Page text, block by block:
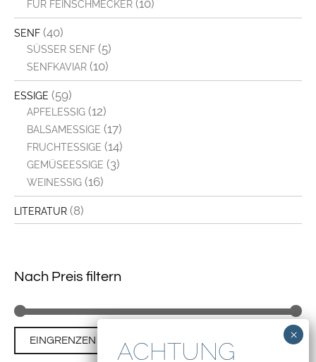
FÜR FEINSCHMECKER (10)
SENF (40)
SÜSSER SENF (5)
SENFKAVIAR (10)
ESSIGE (59)
APFELESSIG (12)
BALSAMESSIGE (17)
FRUCHTESSIGE (14)
GEMÜSEESSIGE (3)
WEINESSIG (16)
LITERATUR (8)
Nach Preis filtern
EINGRENZEN €10